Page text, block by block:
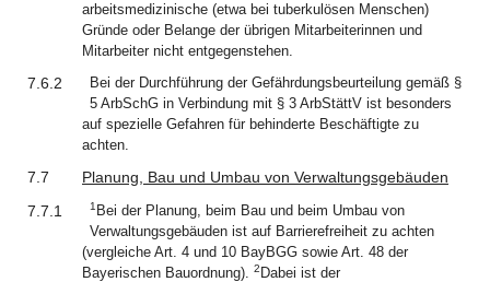
arbeitsmedizinische (etwa bei tuberkulösen Menschen)
Gründe oder Belange der übrigen Mitarbeiterinnen und
Mitarbeiter nicht entgegenstehen.
7.6.2
Bei der Durchführung der Gefährdungsbeurteilung gemäß §
5 ArbSchG in Verbindung mit § 3 ArbStättV ist besonders
auf spezielle Gefahren für behinderte Beschäftigte zu
achten.
7.7
Planung, Bau und Umbau von Verwaltungsgebäuden
7.7.1
1 Bei der Planung, beim Bau und beim Umbau von
Verwaltungsgebäuden ist auf Barrierefreiheit zu achten
(vergleiche Art. 4 und 10 BayBGG sowie Art. 48 der
Bayerischen Bauordnung). 2 Dabei ist der